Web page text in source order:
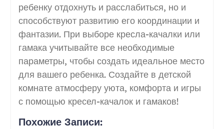
ребенку отдохнуть и расслабиться, но и
способствуют развитию его координации и
фантазии. При выборе кресла-качалки или
гамака учитывайте все необходимые
параметры, чтобы создать идеальное место
для вашего ребенка. Создайте в детской
комнате атмосферу уюта, комфорта и игры
с помощью кресел-качалок и гамаков!
Похожие Записи: